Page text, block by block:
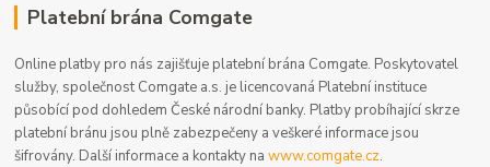
Platební brána Comgate
Online platby pro nás zajišťuje platební brána Comgate. Poskytovatel
služby, společnost Comgate a.s. je licencovaná Platební instituce
působící pod dohledem České národní banky. Platby probíhající skrze
platební bránu jsou plně zabezpečeny a veškeré informace jsou
šifrovány. Další informace a kontakty nawww.comgate.cz.